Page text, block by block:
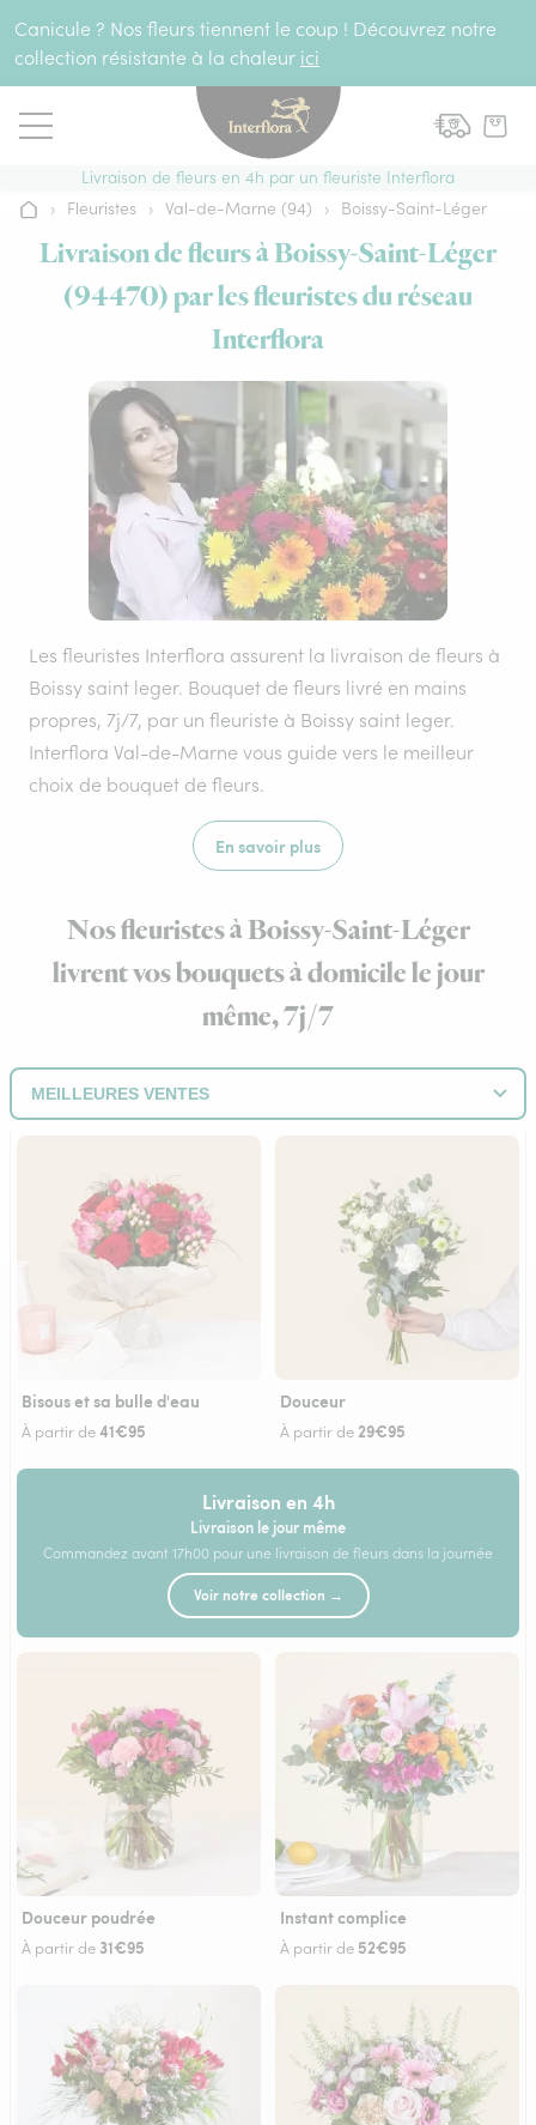
Canicule ? Nos fleurs tiennent le coup ! Découvrez notre
collection résistante à la chaleur ici
Livraison de fleurs en 4h par un fleuriste Interflora
Accueil
› Fleuristes › Val-de-Marne (94) › Boissy-Saint-Léger
Livraison de fleurs à Boissy-Saint-Léger
(94470) par les fleuristes du réseau
Interflora
Les fleuristes Interflora assurent la livraison de fleurs à
Boissy saint leger. Bouquet de fleurs livré en mains
propres, 7j/7, par un fleuriste à Boissy saint leger.
Interflora Val-de-Marne vous guide vers le meilleur
choix de bouquet de fleurs.
En savoir plus
Nos fleuristes à Boissy-Saint-Léger
livrent vos bouquets à domicile le jour
même, 7j/7
Bisous et sa bulle d'eau
À partir de41€95
Douceur
À partir de29€95
Livraison en 4h
Livraison le jour même
Commandez avant 17h00 pour une livraison de fleurs dans la journée
Voir notre collection →
Douceur poudrée
À partir de 31€95
Instant complice
À partir de 52€95